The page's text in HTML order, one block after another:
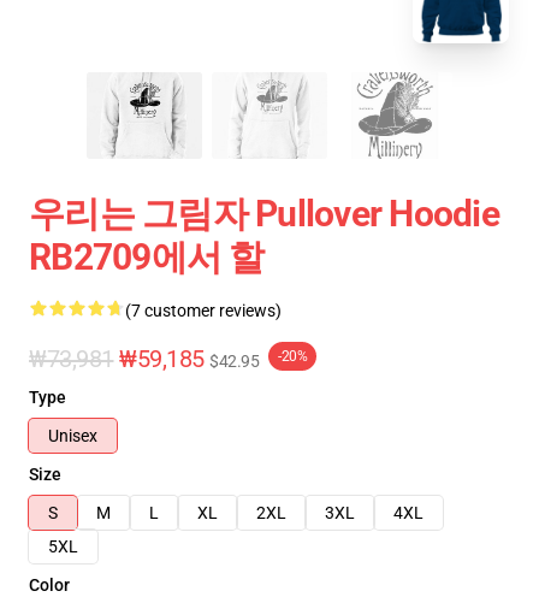
우리는 그림자 Pullover Hoodie
RB2709에서 할
(7 customer reviews)
₩73,981 ₩59,185 $42.95 -20%
Type
Unisex
Size
S
M L XL 2XL 3XL
4XL
5XL
Color